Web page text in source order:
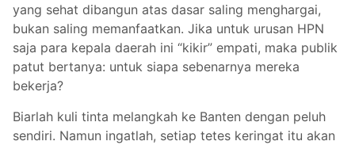
yang sehat dibangun atas dasar saling menghargai,
bukan saling memanfaatkan. Jika untuk urusan HPN
saja para kepala daerah ini “kikir” empati, maka publik
patut bertanya: untuk siapa sebenarnya mereka
bekerja?
Biarlah kuli tinta melangkah ke Banten dengan peluh
sendiri. Namun ingatlah, setiap tetes keringat itu akan